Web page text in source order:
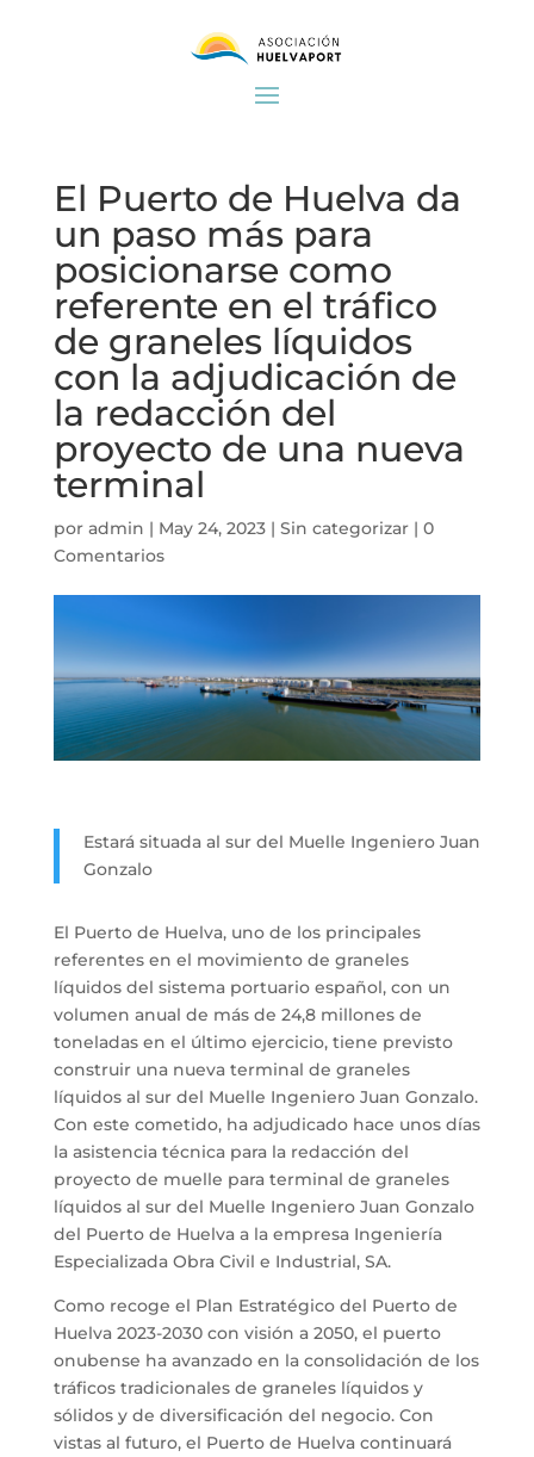
El Puerto de Huelva da
un paso más para
posicionarse como
referente en el tráfico
de graneles líquidos
con la adjudicación de
la redacción del
proyecto de una nueva
terminal
por admin | May 24, 2023| Sin categorizar| 0
Comentarios
Estará situada al sur del Muelle Ingeniero Juan
Gonzalo
El Puerto de Huelva, uno de los principales
referentes en el movimiento de graneles
líquidos del sistema portuario español, con un
volumen anual de más de 24,8 millones de
toneladas en el último ejercicio, tiene previsto
construir una nueva terminal de graneles
líquidos al sur del Muelle Ingeniero Juan Gonzalo.
Con este cometido, ha adjudicado hace unos días
la asistencia técnica para la redacción del
proyecto de muelle para terminal de graneles
líquidos al sur del Muelle Ingeniero Juan Gonzalo
del Puerto de Huelva a la empresa Ingeniería
Especializada Obra Civil e Industrial, SA.
Como recoge el Plan Estratégico del Puerto de
Huelva 2023-2030 con visión a 2050, el puerto
onubense ha avanzado en la consolidación de los
tráficos tradicionales de graneles líquidos y
sólidos y de diversificación del negocio. Con
vistas al futuro, el Puerto de Huelva continuará